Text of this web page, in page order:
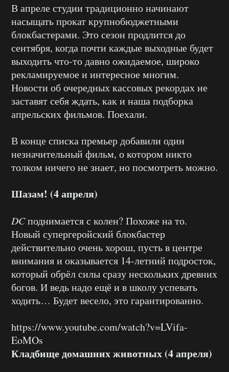
В апреле студии традиционно начинают
насыщать прокат крупнобюджетными
блокбастерами. Это сезон продлится до
сентября, когда почти каждые выходные будет
выходить что-то давно ожидаемое, широко
рекламируемое и интересное многим.
Новости об очередных кассовых рекордах не
заставят себя ждать, как и наша подборка
апрельских фильмов. Поехали.
В конце списка премьер добавили один
незначительный фильм, о котором никто
толком ничего не знает, но посмотреть можно.
Шазам! (4 апреля)
DCподнимается с колен? Похоже на то.
Новый супергеройский блокбастер
действительно очень хорош, пусть в центре
внимания и оказывается 14-летний подросток,
который обрёл силы сразу нескольких древних
богов. И ведь надо ещё и в школу успевать
ходить… Будет весело, это гарантированно.
https://www.youtube.com/watch?v=LVifa-
EoMOs
Кладбище домашних животных (4 апреля)